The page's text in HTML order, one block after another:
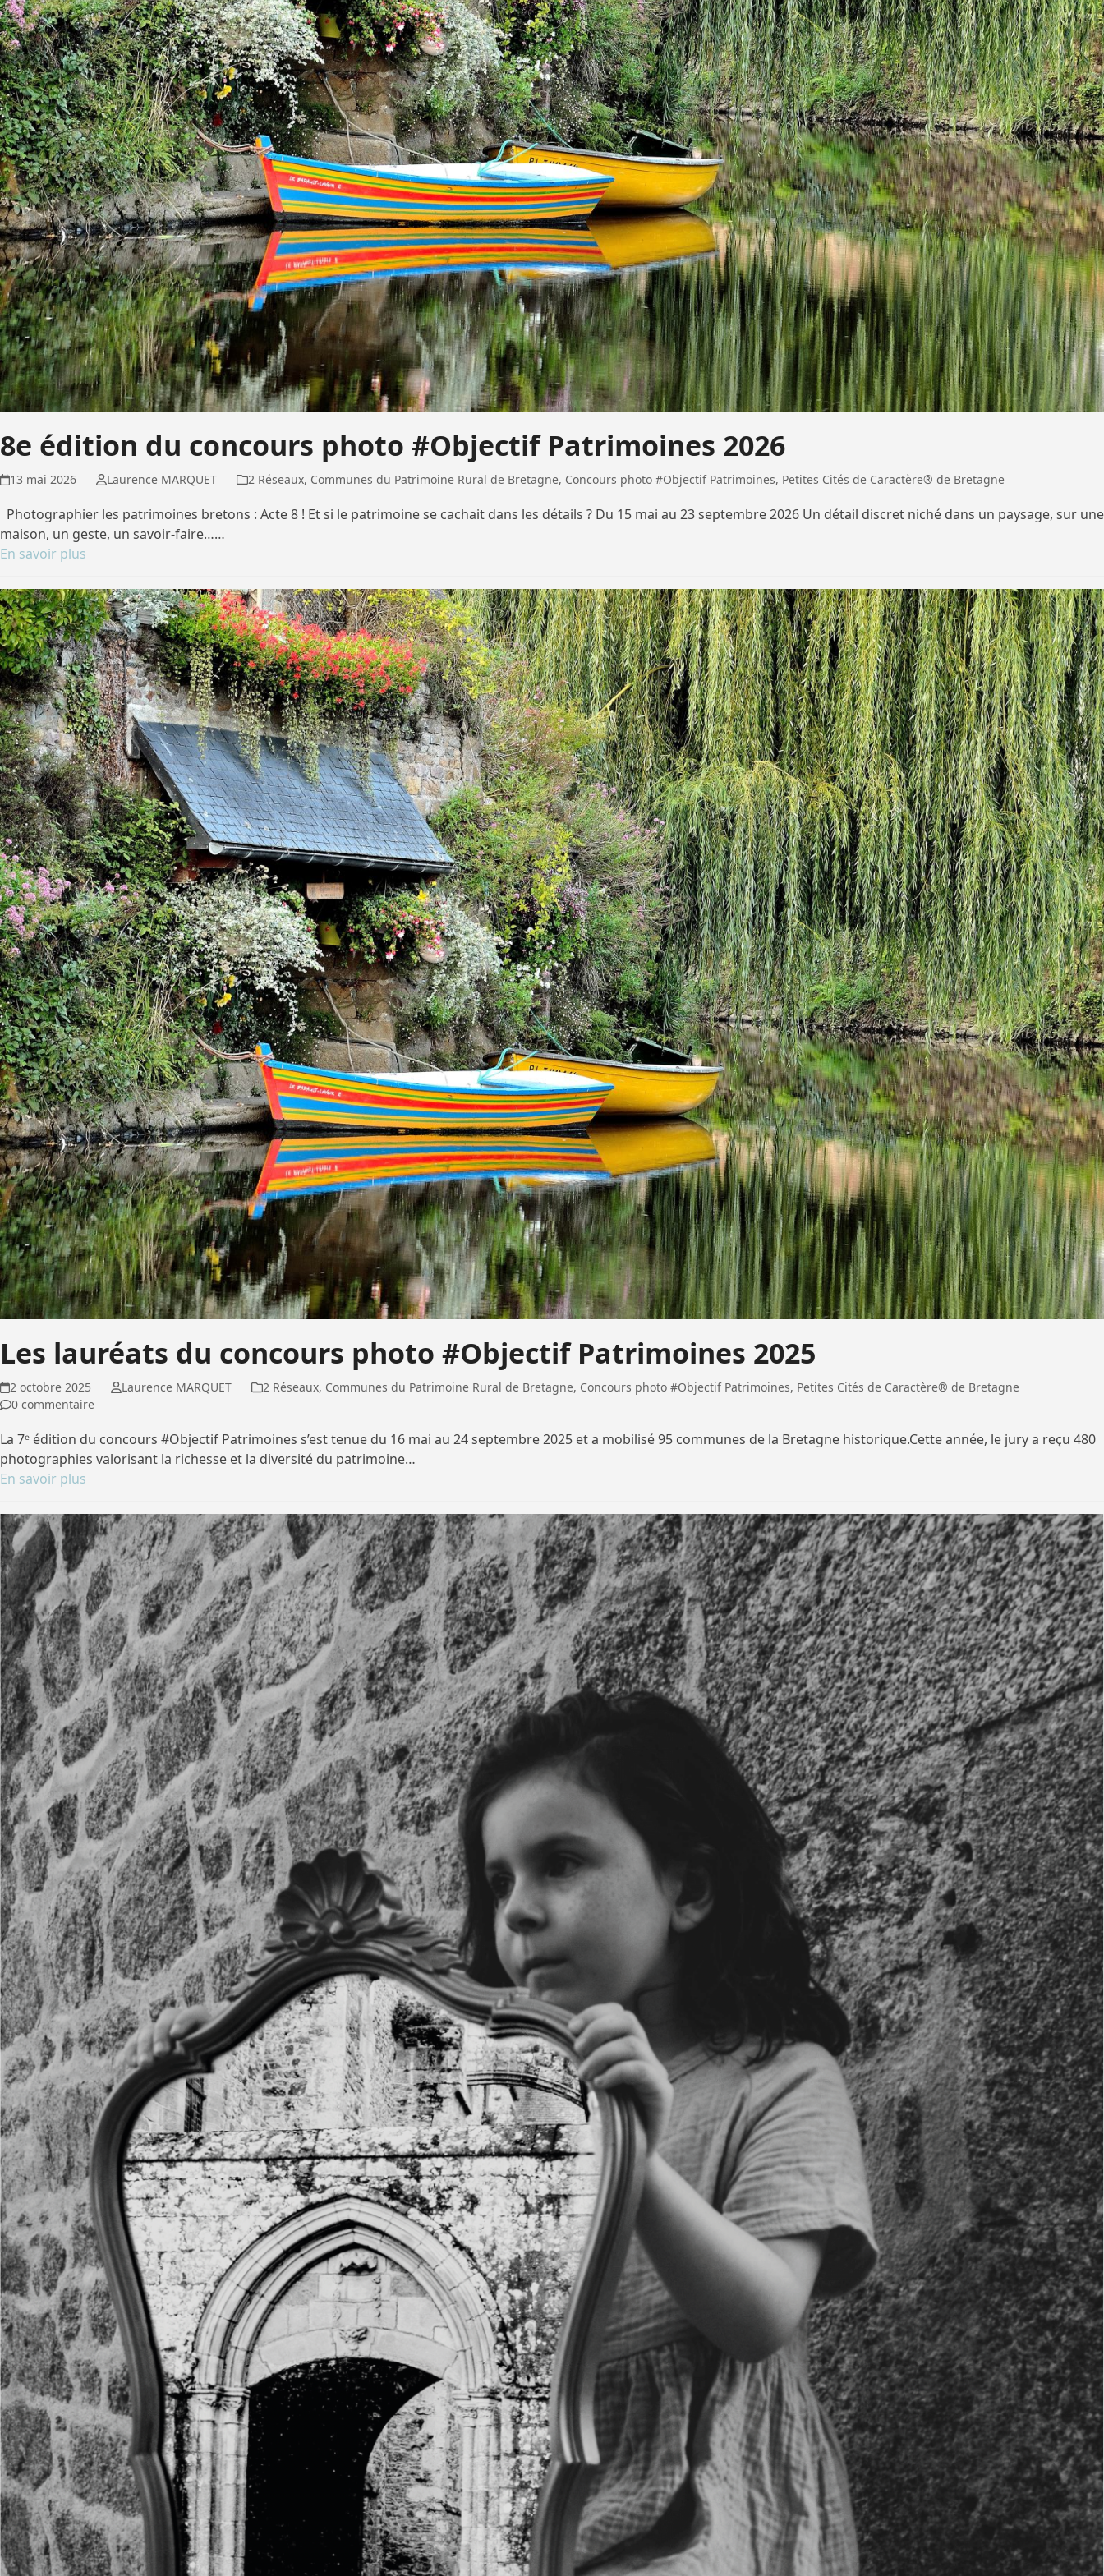
8e édition du concours photo #Objectif Patrimoines 2026
13 mai 2026 Laurence MARQUET 2 Réseaux, Communes du Patrimoine Rural de Bretagne, Concours photo #Objectif Patrimoines, Petites Cités de Caractère® de Bretagne
Photographier les patrimoines bretons : Acte 8 ! Et si le patrimoine se cachait dans les détails ? Du 15 mai au 23 septembre 2026 Un détail discret niché dans un paysage, sur une
maison, un geste, un savoir-faire……
En savoir plus
Les lauréats du concours photo #Objectif Patrimoines 2025
2 octobre 2025 Laurence MARQUET 2 Réseaux, Communes du Patrimoine Rural de Bretagne, Concours photo #Objectif Patrimoines, Petites Cités de Caractère® de Bretagne
0 commentaire
La 7ᵉ édition du concours #Objectif Patrimoines s’est tenue du 16 mai au 24 septembre 2025 et a mobilisé 95 communes de la Bretagne historique.Cette année, le jury a reçu 480
photographies valorisant la richesse et la diversité du patrimoine…
En savoir plus